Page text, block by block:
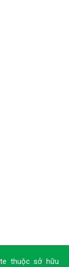
thuộc sở hữu